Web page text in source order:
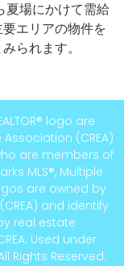
夏場にかけて需給
エリアの物件を
られます。
logo are
(CREA)
are members of
MLS®, Multiple
are owned by
and identify
real estate
Used under
Rights Reserved.